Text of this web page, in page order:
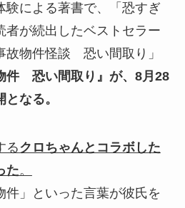
験による著書で、「恐すぎ
者が続出したベストセラー
故物件怪談 恐い間取り」
件 恐い間取り』が、8月28
なる。
るクロちゃんとコラボした
た。
件」といった言葉が彼氏を